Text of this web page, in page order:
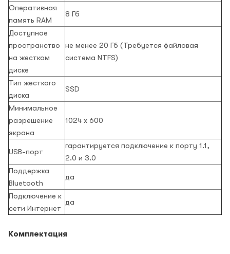
Оперативная
память RAM
8 Гб
Доступное
пространство
на жестком
диске
не менее 20 Гб (Требуется файловая
система NTFS)
Тип жесткого
диска
SSD
Минимальное
разрешение
экрана
1024 x 600
USB-порт
гарантируется подключение к порту 1.1,
2.0 и 3.0
Поддержка
Bluetooth
да
Подключение к
сети Интернет
да
Комплектация